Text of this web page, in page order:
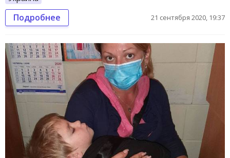
Подробнее 21 сентября 2020, 19:37